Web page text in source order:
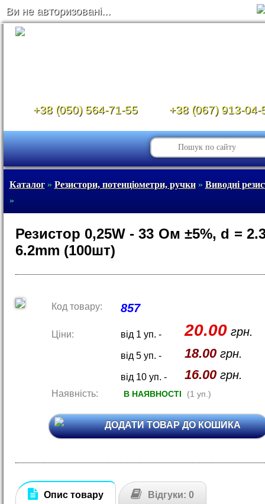
Ви не авторизовані...
+38 (050) 564-71-55 +38 (067) 913-04-
Каталог» Резистори, потенціометри, ручки» Виводні
»
Резистор 0,25W - 33 Ом ±5%, d =
6.2mm (100шт)
Код товару: 857
Ціни: від 1 уп. - 20.00грн.
від 5 уп. - 18.00грн.
від 10 уп. - 16.00грн.
Наявність: В НАЯВНОСТІ (1 уп.)
ДОДАТИ ТОВАР ДО КОШИКА
Опис товару Відгуки: 0